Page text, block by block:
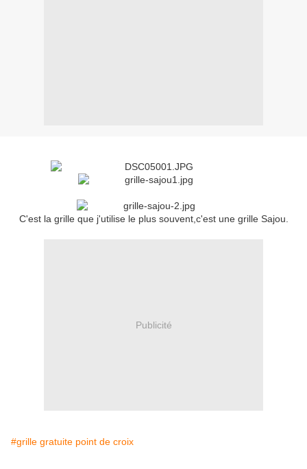
C'est la grille que j'utilise le plus souvent,c'est une grille Sajou.
Publicité
#grille gratuite point de croix